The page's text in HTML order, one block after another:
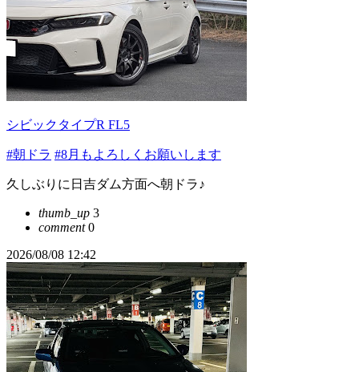
シビックタイプR FL5
#朝ドラ #8月もよろしくお願いします
久しぶりに日吉ダム方面へ朝ドラ♪
thumb_up 3
comment0
2026/08/08 12:42